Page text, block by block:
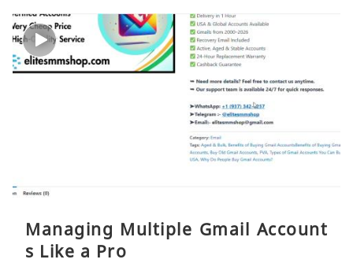
Managing Multiple Gmail Account
s Like a Pro